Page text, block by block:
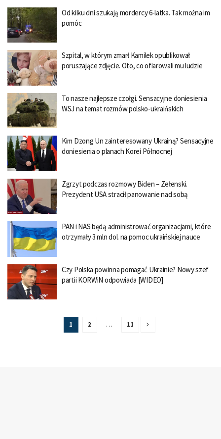
Od kilku dni szukają mordercy 6-latka. Tak można im
pomóc
Szpital, w którym zmarł Kamilek opublikował
poruszające zdjęcie. Oto, co ofiarowali mu ludzie
To nasze najlepsze czołgi. Sensacyjne doniesienia
WSJ na temat rozmów polsko-ukraińskich
Kim Dzong Un zainteresowany Ukrainą? Sensacyjne
doniesienia o planach Korei Północnej
Zgrzyt podczas rozmowy Biden – Zełenski.
Prezydent USA stracił panowanie nad sobą
PAN i NAS będą administrować organizacjami, które
otrzymały 3 mln dol. na pomoc ukraińskiej nauce
Czy Polska powinna pomagać Ukrainie? Nowy szef
partii KORWiN odpowiada [WIDEO]
1 2 … 11